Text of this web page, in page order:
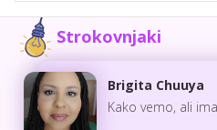
Strokovnjaki
Brigita Chuuya
Kako vemo, ali